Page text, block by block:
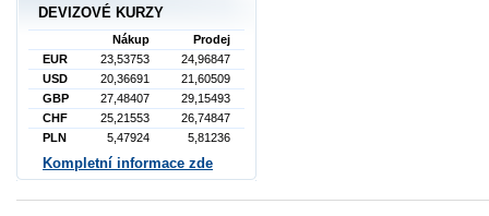
DEVIZOVÉ KURZY
Nákup
Prodej
EUR
23,53753
24,96847
USD
20,36691
21,60509
GBP
27,48407
29,15493
CHF
25,21553
26,74847
PLN
5,47924 5,81236
Kompletní informace zde